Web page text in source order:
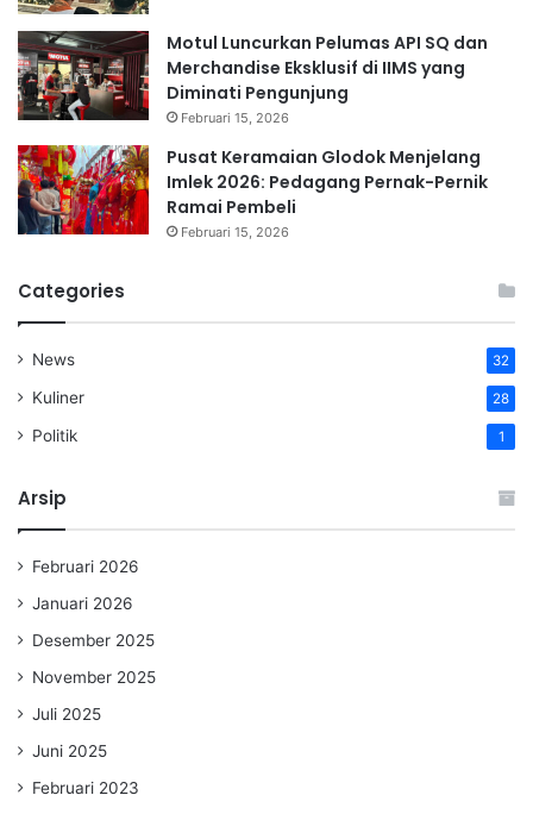
Motul Luncurkan Pelumas API SQ dan
Merchandise Eksklusif di IIMS yang
Diminati Pengunjung
Februari 15, 2026
Pusat Keramaian Glodok Menjelang
Imlek 2026: Pedagang Pernak-Pernik
Ramai Pembeli
Februari 15, 2026
Categories
News 32
Kuliner 28
Politik 1
Arsip
Februari 2026
Januari 2026
Desember 2025
November 2025
Juli 2025
Juni 2025
Februari 2023